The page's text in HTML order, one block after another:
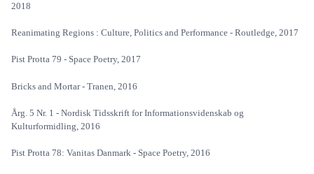
2018
Reanimating Regions : Culture, Politics and Performance - Routledge, 2017
Pist Protta 79 - Space Poetry, 2017
Bricks and Mortar - Tranen, 2016
Årg. 5 Nr. 1 - Nordisk Tidsskrift for Informationsvidenskab og
Kulturformidling, 2016
Pist Protta 78: Vanitas Danmark - Space Poetry, 2016